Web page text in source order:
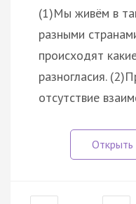
(1)Мы живём в
разными
происходят
разногласия.
отсутствие